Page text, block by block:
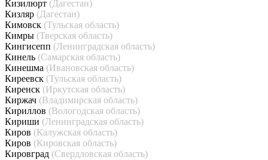
Кизилюрт (Дагестан)
Кизляр (Дагестан)
Кимовск (Тульская область)
Кимры (Тверская область)
Кингисепп (Ленинградская область)
Кинель (Самарская область)
Кинешма (Ивановская область)
Киреевск (Тульская область)
Киренск (Иркутская область)
Киржач (Владимирская область)
Кириллов (Вологодская область)
Кириши (Ленинградская область)
Киров (Калужская область)
Киров (Кировская область)
Кировград (Свердловская область)